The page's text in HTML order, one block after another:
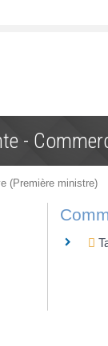
-
(Première ministre)